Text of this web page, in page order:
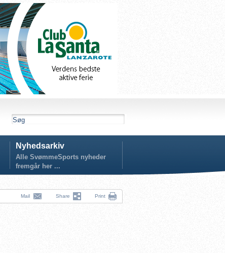
Nyhedsarkiv
Alle SvømmeSports nyheder
fremgår her ...
Mail Share Print